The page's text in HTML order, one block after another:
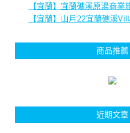
【宜蘭】宜蘭礁溪原湯商
【宜蘭】山月22宜蘭礁溪
商品推薦
近期文章